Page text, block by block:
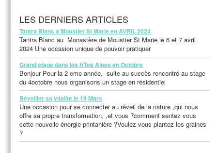
LES DERNIERS ARTICLES
Tantra Blanc a Moustier St Marie en AVRIL 2024
Tantra Blanc au Monastère de Moustier St Marie le 6 et 7 avril
2024 Une occasion unique de pouvoir pratiquer
Grand stage dans les HTes Alpes en Octobre
Bonjour Pour la 2 eme année, suite au succès rencontré au stage
du 4octobre nous organisons un stage en résidentiel
Réveiller sa vitalite le 19 Mars
Une occasion pour se connecter au réveil de la nature ,qui nous
offre sa propre transformation, ,et vous ?comment sentez vous
cette nouvelle énergie printanière ?Voulez vous plantez les graines
?